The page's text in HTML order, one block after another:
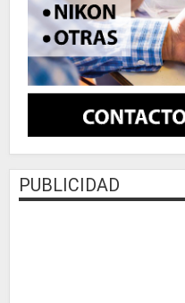
PUBLICIDAD